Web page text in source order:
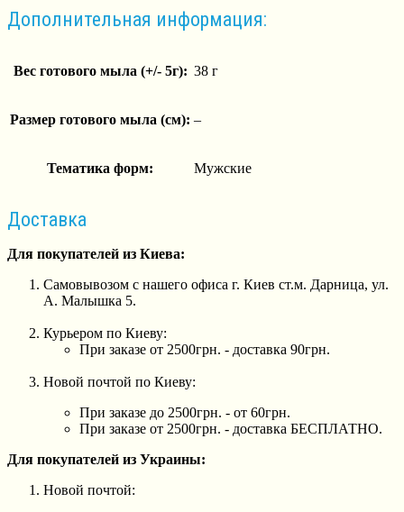
Дополнительная информация:
Вес готового мыла (+/- 5г): 38 г
Размер готового мыла (см): –
Тематика форм: Мужские
Доставка
Для покупателей из Киева:
Самовывозом с нашего офиса г. Киев ст.м. Дарница, ул.
А. Малышка 5.
Курьером по Киеву:
При заказе от 2500грн. - доставка 90грн.
Новой почтой по Киеву:
При заказе до 2500грн. - от 60грн.
При заказе от 2500грн. - доставка БЕСПЛАТНО.
Для покупателей из Украины:
Новой почтой: